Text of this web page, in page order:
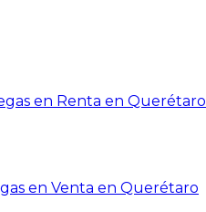
en Renta en Querétaro
en Venta en Querétaro